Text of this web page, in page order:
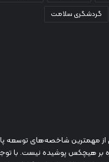
گردشگری سلامت
مهمترین شاخصه‌های توسعه
بر هیچکس پوشیده نیست. با